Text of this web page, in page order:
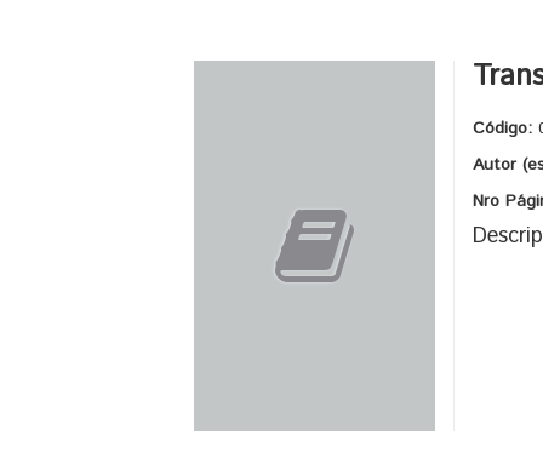
Código:
Autor
Nro